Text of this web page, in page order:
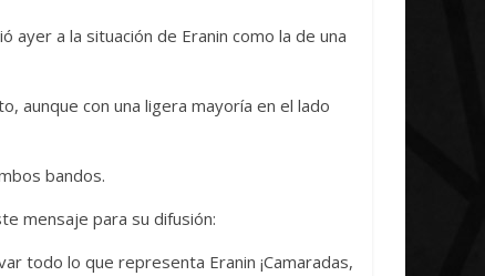
ayer a la situación de Eranin como la de una
aunque con una ligera mayoría en el lado
bandos.
mensaje para su difusión:
todo lo que representa Eranin ¡Camaradas,
Concludes